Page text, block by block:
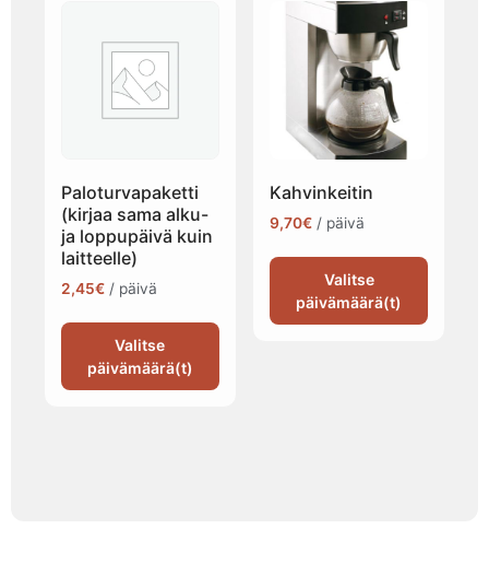
Paloturvapaketti
(kirjaa sama alku-
ja loppupäivä kuin
laitteelle)
2,45€ / päivä
Valitse
päivämäärä(t)
Kahvinkeitin
9,70€ / päivä
Valitse
päivämäärä(t)